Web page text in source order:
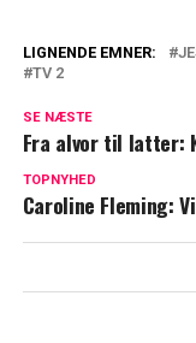
Alle
LIGNENDE EMNER:
TV 2
SE NÆSTE
Fra alvor til latter:
TOPNYHED
Caroline Fleming: